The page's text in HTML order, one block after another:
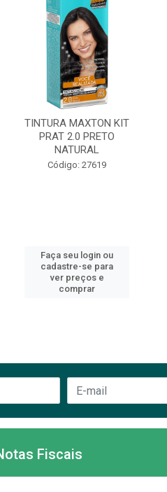
TINTURA MAXTON KIT
PRAT 2.0 PRETO
NATURAL
Código: 27619
Faça seu login ou
cadastre-se para
ver preços e
comprar
Fiscais